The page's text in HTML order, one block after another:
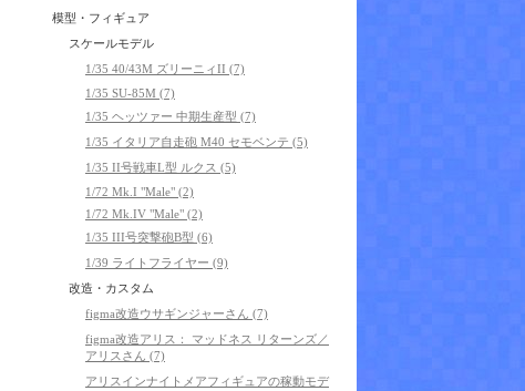
模型・フィギュア
スケールモデル
1/35 40/43M ズリーニィII (7)
1/35 SU-85M (7)
1/35 ヘッツァー 中期生産型 (7)
1/35 イタリア自走砲 M40 セモベンテ (5)
1/35 II号戦車L型 ルクス (5)
1/72 Mk.I "Male" (2)
1/72 Mk.IV "Male" (2)
1/35 III号突撃砲B型 (6)
1/39 ライトフライヤー (9)
改造・カスタム
figma改造ウサギンジャーさん (7)
figma改造アリス： マッドネス リターンズ／
アリスさん (7)
アリスインナイトメアフィギュアの稼動モデ